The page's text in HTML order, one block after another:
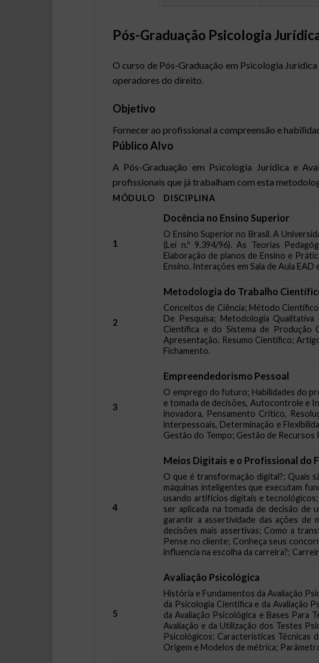
Pós-Graduação Psicologia
O curso de Pós-Graduação em Psicologia
operadores do direito.
Objetivo
Fornecer ao profissional a compreensão e
Público Alvo
A Pós-Graduação em Psicologia Jurídica e
profissionais que já trabalham com esta
MÓDULO DISCIPLINA
1
Docência no Ensino Superior
O Ensino Superior no Brasil. A
(Lei n.º 9.394/96). As Teorias
Elaboração de planos de Ensino e
Ensino. Interações em Sala de Aula
2
Metodologia do Trabalho
Conceitos de Ciência; Método
De Pesquisa; Metodologia
Científica e do Sistema de Produção
Apresentação. Resumo Científico;
Fichamento.
3
Empreendedorismo Pessoal
O emprego do futuro; Habilidades do
e tomada de decisões, Autocontrole e
inovadora, Pensamento Critico,
interpessoais, Determinação e
Gestão do Tempo; Gestão de
4
Meios Digitais e o Profissional do
O que é transformação digital?; Quais
máquinas inteligentes que executam
usando artifícios digitais e
ser aplicada na tomada de decisão de
garantir a assertividade das ações de
decisões mais assertivas; Como a
Pense no cliente; Conheça seus
influencia na escolha da carreira?;
5
Avaliação Psicológica
História e Fundamentos da Avaliação
da Psicologia Científica e da Avaliação
da Avaliação Psicológica e Bases Para
Avaliação e da Utilização dos Testes
Psicológicos; Características Técnicas
Origem e Modelos de métrica;